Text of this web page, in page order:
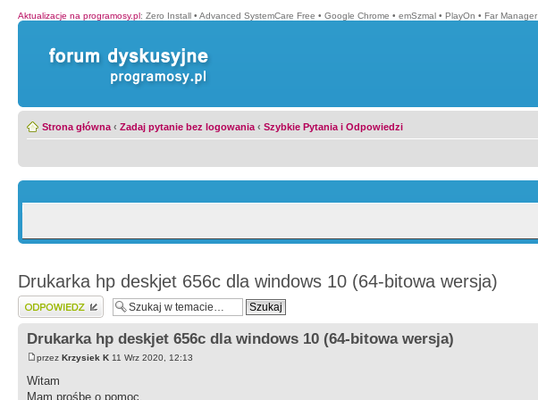
Aktualizacje na programosy.pl: Zero Install • Advanced SystemCare Free • Google Chrome • emSzmal • PlayOn • Far Manager
Strona główna ‹ Zadaj pytanie bez logowania ‹ Szybkie Pytania i Odpowiedzi
Drukarka hp deskjet 656c dla windows 10 (64-bitowa wersja)
Wyślij odpowiedź
Drukarka hp deskjet 656c dla windows 10 (64-bitowa wersja)
przez Krzysiek K 11 Wrz 2020, 12:13
Witam
Mam prośbę o pomoc.